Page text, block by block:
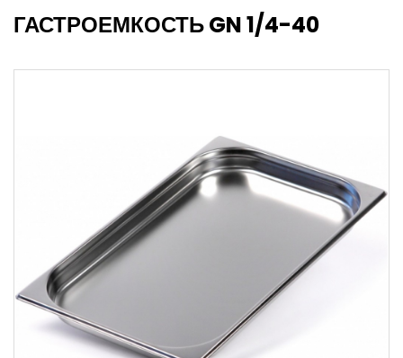
ГАСТРОЕМКОСТЬ GN 1/4-40